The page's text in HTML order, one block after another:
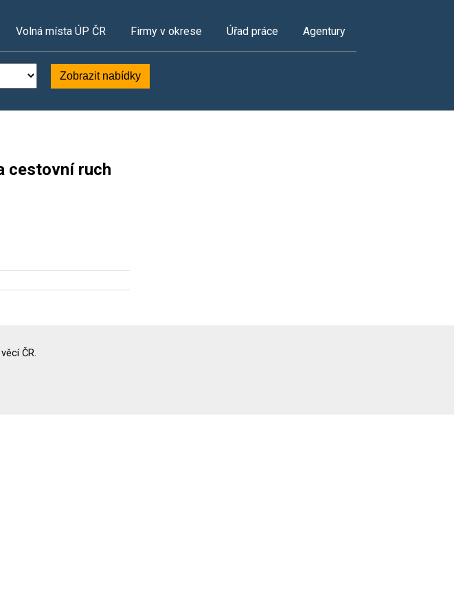
Volná místa ÚP ČR Firmy v okrese Úřad práce Agentury
Zobrazit nabídky
cestovní ruch
ČR.